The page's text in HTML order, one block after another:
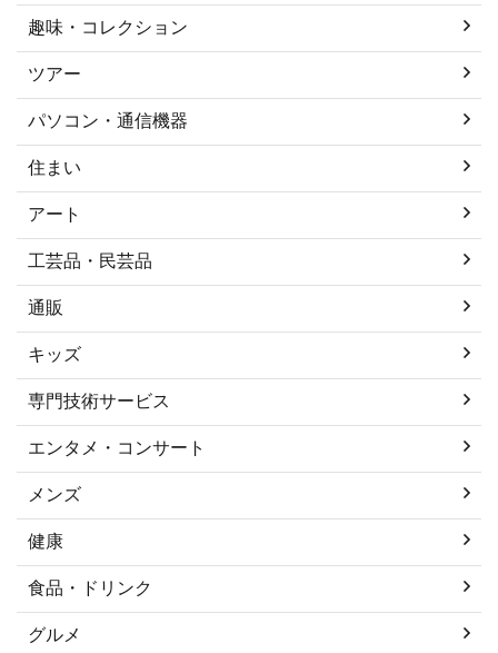
趣味・コレクション
ツアー
パソコン・通信機器
住まい
アート
工芸品・民芸品
通販
キッズ
専門技術サービス
エンタメ・コンサート
メンズ
健康
食品・ドリンク
グルメ